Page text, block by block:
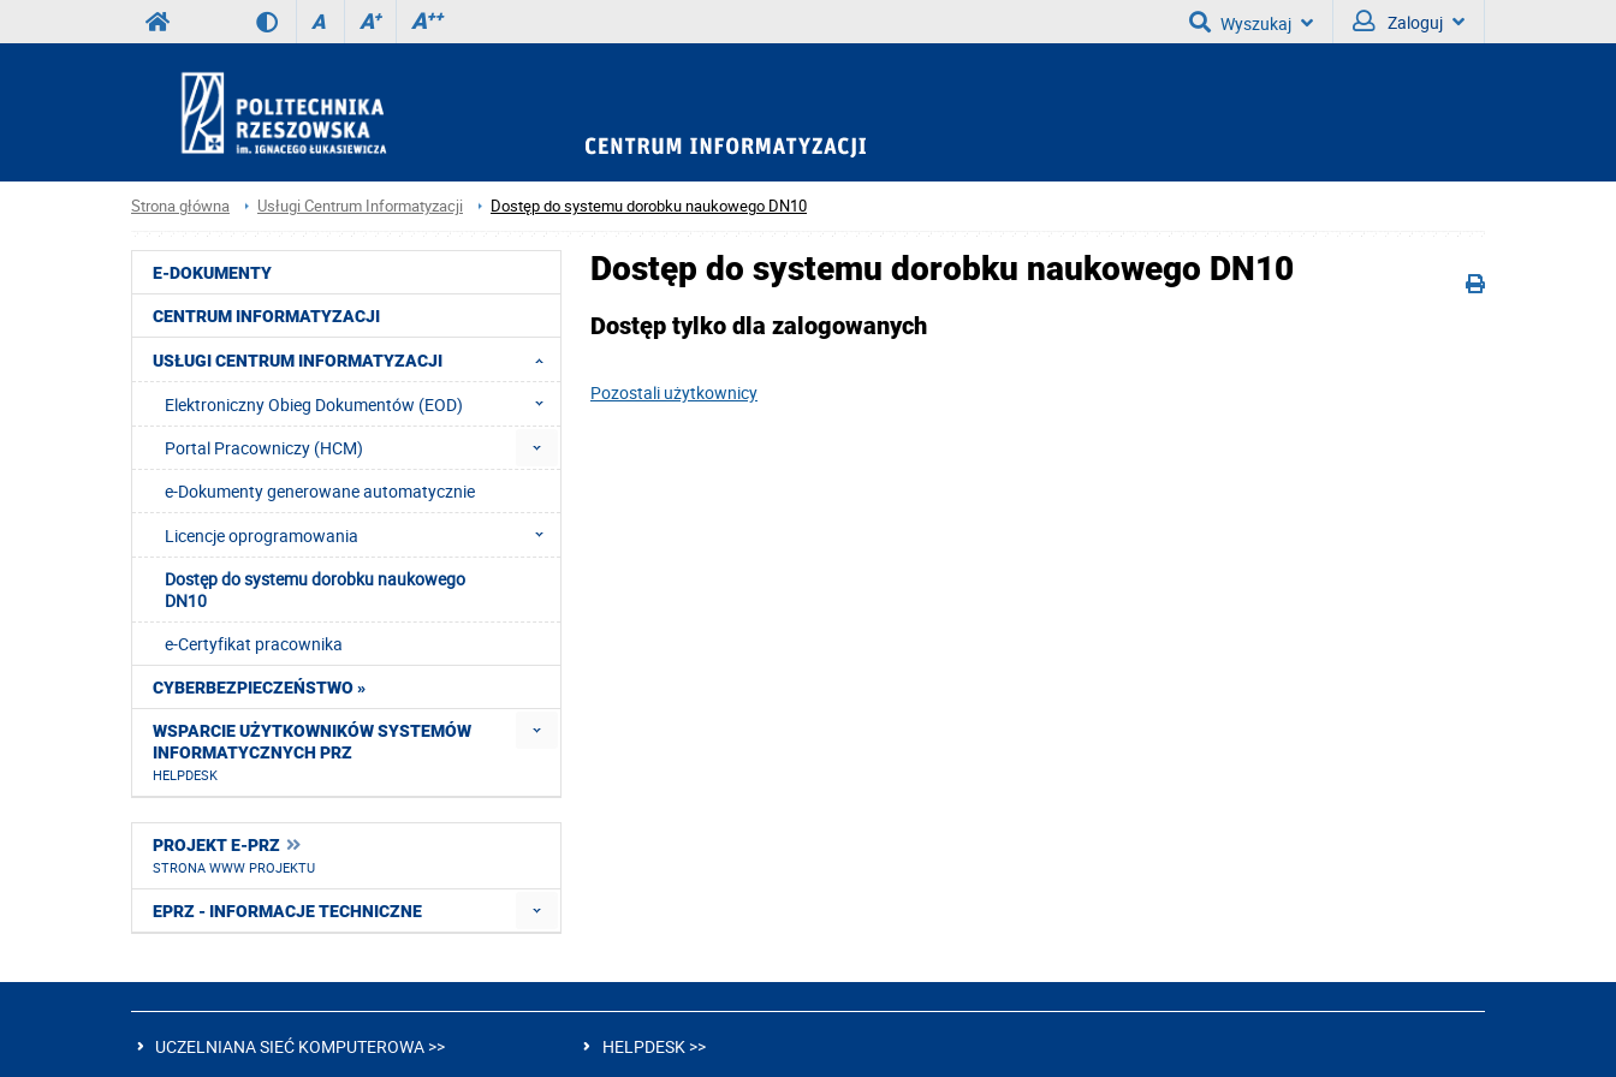
A A+ A++ Wyszukaj Zaloguj
Strona główna Usługi Centrum Informatyzacji Dostęp do systemu dorobku naukowego DN10
E-DOKUMENTY
CENTRUM INFORMATYZACJI
USŁUGI CENTRUM INFORMATYZACJI
Elektroniczny Obieg Dokumentów (EOD)
Portal Pracowniczy (HCM)
e-Dokumenty generowane automatycznie
Licencje oprogramowania
Dostęp do systemu dorobku naukowego
DN10
e-Certyfikat pracownika
CYBERBEZPIECZEŃSTWO »
WSPARCIE UŻYTKOWNIKÓW SYSTEMÓW
INFORMATYCZNYCH PRZ
HELPDESK
PROJEKT E-PRZ
STRONA WWW PROJEKTU
EPRZ - INFORMACJE TECHNICZNE
Dostęp do systemu dorobku naukowego DN10
Dostęp tylko dla zalogowanych
Pozostali użytkownicy
UCZELNIANA SIEĆ KOMPUTEROWA >> HELPDESK >>